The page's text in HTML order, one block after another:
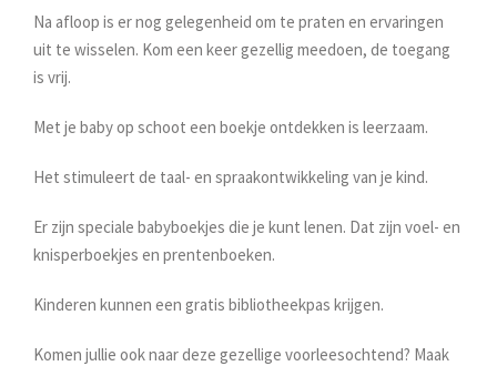
Na afloop is er nog gelegenheid om te praten en ervaringen
uit te wisselen. Kom een keer gezellig meedoen, de toegang
is vrij.
Met je baby op schoot een boekje ontdekken is leerzaam.
Het stimuleert de taal- en spraakontwikkeling van je kind.
Er zijn speciale babyboekjes die je kunt lenen. Dat zijn voel- en
knisperboekjes en prentenboeken.
Kinderen kunnen een gratis bibliotheekpas krijgen.
Komen jullie ook naar deze gezellige voorleesochtend? Maak